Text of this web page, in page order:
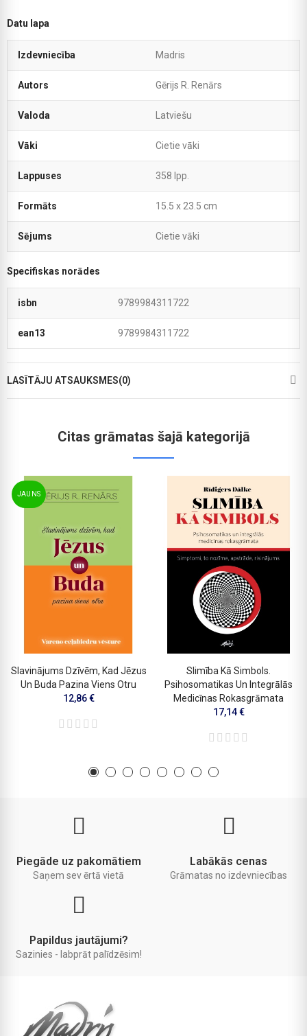
Datu lapa
Izdevniecība Madris
Autors Gērijs R. Renārs
Valoda Latviešu
Vāki Cietie vāki
Lappuses 358 lpp.
Formāts 15.5 x 23.5 cm
Sējums Cietie vāki
Specifiskas norādes
isbn 9789984311722
ean13 9789984311722
LASĪTĀJU ATSAUKSMES(0)
Citas grāmatas šajā kategorijā
JAUNS
Slavinājums Dzīvēm, Kad Jēzus
Un Buda Pazina Viens Otru
12,86 €
Slimība Kā Simbols.
Psihosomatikas Un Integrālās
Medicīnas Rokasgrāmata
17,14 €
Piegāde uz pakomātiem
Saņem sev ērtā vietā
Labākās cenas
Grāmatas no izdevniecības
Papildus jautājumi?
Sazinies - labprāt palīdzēsim!